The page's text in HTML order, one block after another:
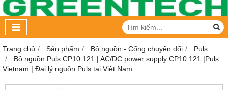
Trang chủ Sản phẩm Bộ nguồn - Cổng chuyển đổi
Puls
Bộ nguồn Puls CP10.121 | AC/DC power supply CP10.121 |Puls
Vietnam | Đại lý nguồn Puls tại Việt Nam